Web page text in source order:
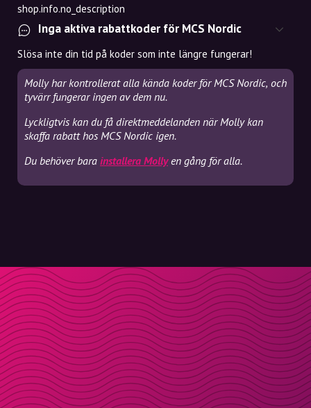
shop.info.no_description
Inga aktiva rabattkoder för MCS Nordic
Slösa inte din tid på koder som inte längre fungerar!
Molly har kontrollerat alla kända koder för MCS Nordic, och
tyvärr fungerar ingen av dem nu.
Lyckligtvis kan du få direktmeddelanden när Molly kan
skaffa rabatt hos MCS Nordic igen.
Du behöver bara installera Mollyen gång för alla.